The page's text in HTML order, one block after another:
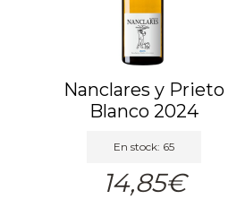
Nanclares y Prieto
Blanco 2024
En stock: 65
14,85€